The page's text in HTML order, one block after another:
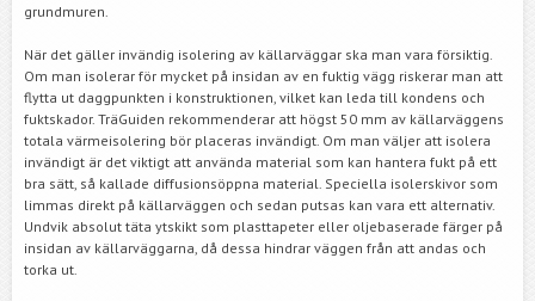
grundmuren.
När det gäller invändig isolering av källarväggar ska man vara försiktig.
Om man isolerar för mycket på insidan av en fuktig vägg riskerar man att
flytta ut daggpunkten i konstruktionen, vilket kan leda till kondens och
fuktskador. TräGuiden rekommenderar att högst 50 mm av källarväggens
totala värmeisolering bör placeras invändigt. Om man väljer att isolera
invändigt är det viktigt att använda material som kan hantera fukt på ett
bra sätt, så kallade diffusionsöppna material. Speciella isolerskivor som
limmas direkt på källarväggen och sedan putsas kan vara ett alternativ.
Undvik absolut täta ytskikt som plasttapeter eller oljebaserade färger på
insidan av källarväggarna, då dessa hindrar väggen från att andas och
torka ut.